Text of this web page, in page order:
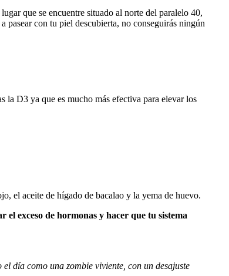
que se encuentre situado al norte del paralelo 40,
pasear con tu piel descubierta, no conseguirás ningún
la D3 ya que es mucho más efectiva para elevar los
el aceite de hígado de bacalao y la yema de huevo.
exceso de hormonas y hacer que tu sistema
día como una zombie viviente, con un desajuste